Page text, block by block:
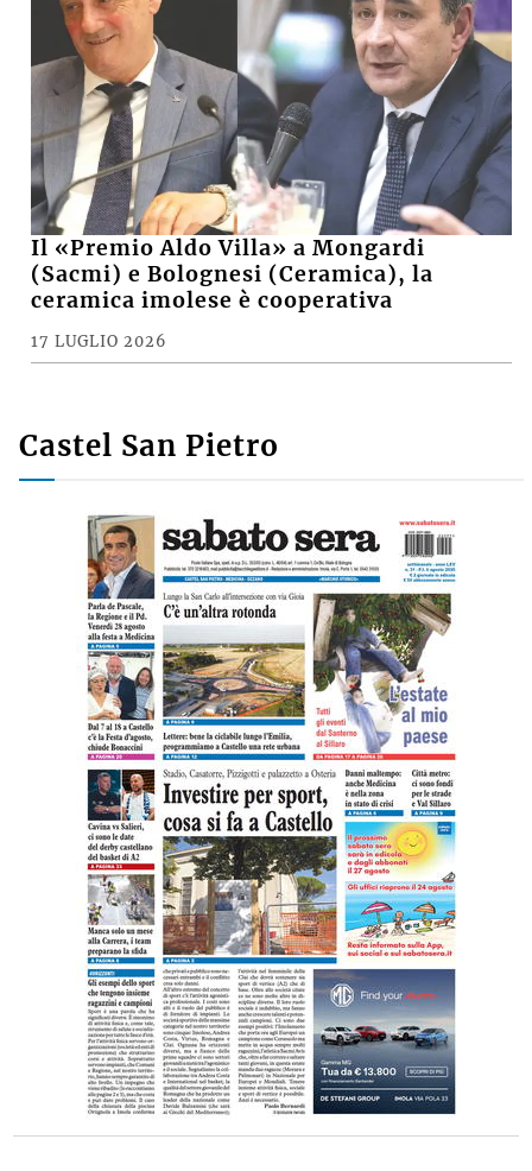
Il «Premio Aldo Villa» a Mongardi
(Sacmi) e Bolognesi (Ceramica), la
ceramica imolese è cooperativa
17 LUGLIO 2026
Castel San Pietro